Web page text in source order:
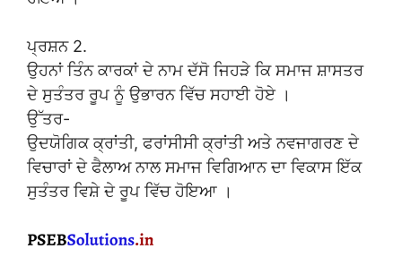
ਪ੍ਰਸ਼ਨ 2.
ਉਹਨਾਂ ਤਿੰਨ ਕਾਰਕਾਂ ਦੇ ਨਾਮ ਦੱਸੋ ਜਿਹੜੇ ਕਿ ਸਮਾਜ ਸ਼ਾਸਤਰ
ਦੇ ਸੁਤੰਤਰ ਰੂਪ ਨੂੰ ਉਭਾਰਨ ਵਿੱਚ ਸਹਾਈ ਹੋਏ ।
ਉੱਤਰ-
ਉਦਯੋਗਿਕ ਕ੍ਰਾਂਤੀ, ਫਰਾਂਸੀਸੀ ਕ੍ਰਾਂਤੀ ਅਤੇ ਨਵਜਾਗਰਣ ਦੇ
ਵਿਚਾਰਾਂ ਦੇ ਫੈਲਾਅ ਨਾਲ ਸਮਾਜ ਵਿਗਿਆਨ ਦਾ ਵਿਕਾਸ ਇੱਕ
ਸੁਤੰਤਰ ਵਿਸ਼ੇ ਦੇ ਰੂਪ ਵਿੱਚ ਹੋਇਆ ।